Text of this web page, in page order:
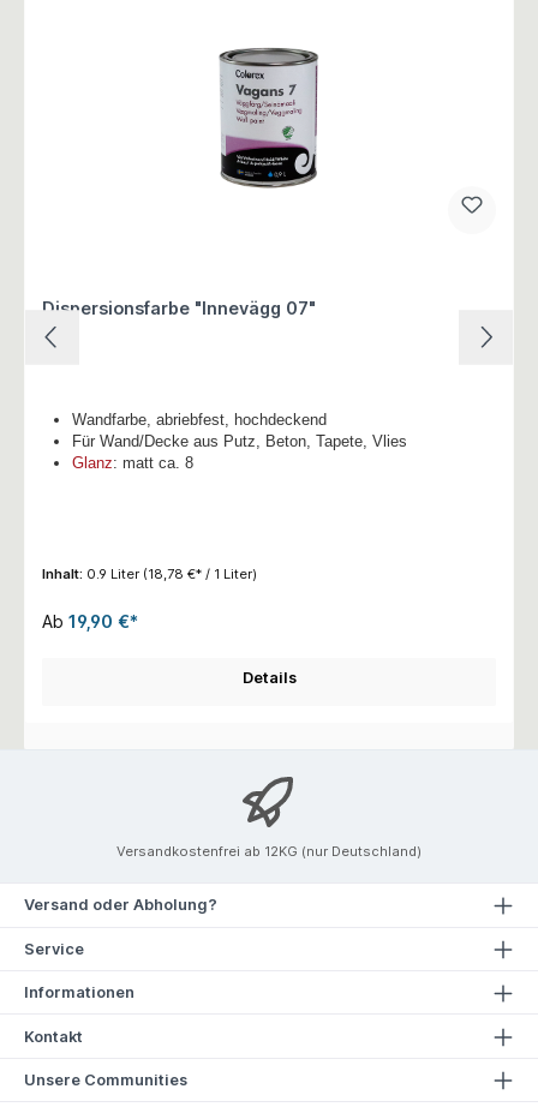
Dispersionsfarbe "Innevägg 07"
Wandfarbe, abriebfest, hochdeckend
Für Wand/Decke aus Putz, Beton, Tapete, Vlies
Glanz: matt ca. 8
Inhalt: 0.9 Liter (18,78 €* / 1 Liter)
Ab 19,90 €*
Details
Versandkostenfrei ab 12KG (nur Deutschland)
Versand oder Abholung?
Service
Informationen
Kontakt
Unsere Communities